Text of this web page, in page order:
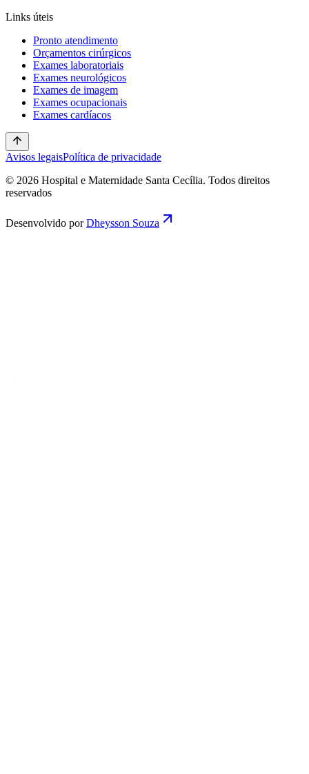
Links úteis
Pronto atendimento
Orçamentos cirúrgicos
Exames laboratoriais
Exames neurológicos
Exames de imagem
Exames ocupacionais
Exames cardíacos
Avisos legaisPolítica de privacidade
© 2026 Hospital e Maternidade Santa Cecília. Todos direitos
reservados
Desenvolvido por Dheysson Souza